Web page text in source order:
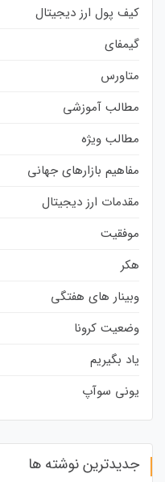
کیف پول ارز دیجیتال
گیمفای
متاورس
مطالب آموزشی
مطالب ویژه
مفاهیم بازارهای جهانی
مقدمات ارز دیجیتال
موفقیت
هکر
وبینار های هفتگی
وضعیت کرونا
یاد بگیریم
یونی سوآپ
جدیدترین نوشته ها